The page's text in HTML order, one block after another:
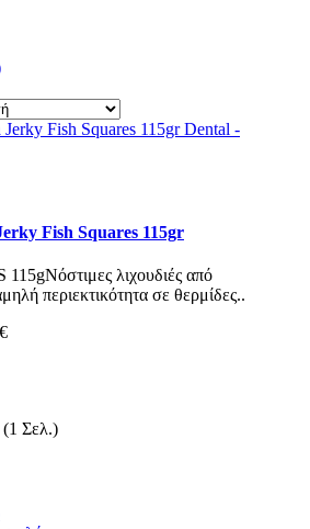
Fish Squares 115gr
λιχουδιές από
περιεκτικότητα σε θερμίδες..
Σελ.)